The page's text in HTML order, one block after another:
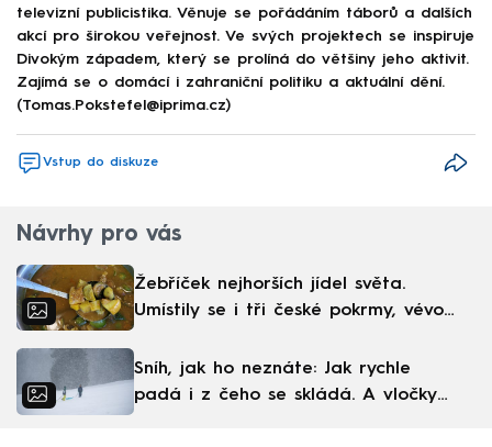
televizní publicistika. Věnuje se pořádáním táborů a dalších
akcí pro širokou veřejnost. Ve svých projektech se inspiruje
Divokým západem, který se prolíná do většiny jeho aktivit.
Zajímá se o domácí i zahraniční politiku a aktuální dění.
(Tomas.Pokstefel@iprima.cz)
Vstup do diskuze
Návrhy pro vás
Žebříček nejhorších jídel světa.
Umístily se i tři české pokrmy, vévodí
Sníh, jak ho neznáte: Jak rychle
padá i z čeho se skládá. A vločky